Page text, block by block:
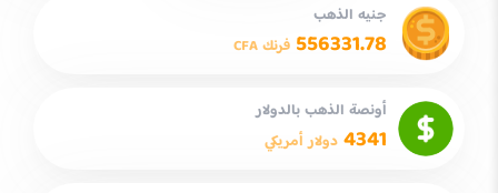
جنيه الذهب
556331.78 فرنك CFA
أونصة الذهب بالدولار
4341 دولار أمريكي